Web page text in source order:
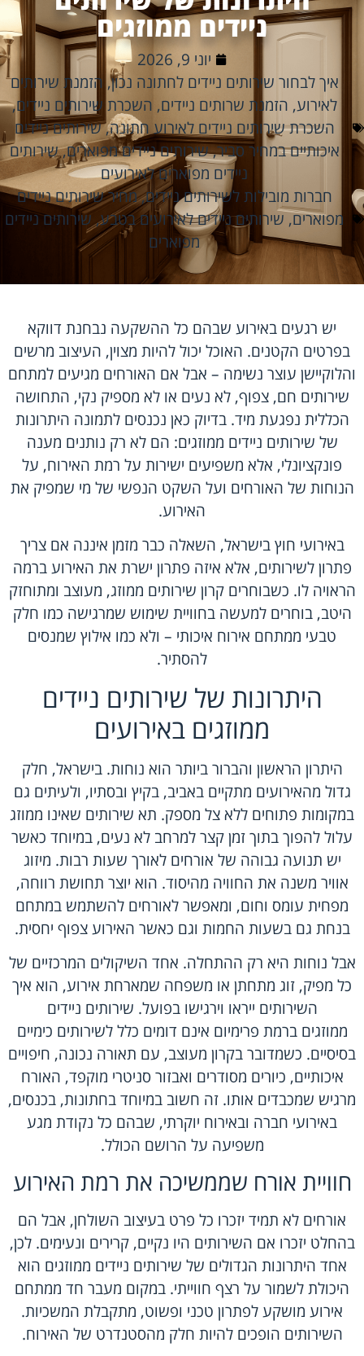
ניידים ממוזגים
יוני 9, 2026
איך לבחור שירותים ניידים לחתונה נכון, הזמנת שירותים
לאירוע, הזמנת שרותים ניידים, השכרת שירותים ניידים,
השכרת שירותים ניידים לאירוע חתונה,שירותים ניידים
איכותיים במחיר סביר,שירותים ניידים מפוארים,שירותים
ניידים מפוארים לאירועים
חברות מובילות לשירותים ניידים,מחיר שירותים ניידים
מפוארים,שירותים ניידים לאירועים בטבע,שירותים ניידים
מפוארים
יש רגעים באירוע שבהם כל ההשקעה נבחנת דווקא
בפרטים הקטנים. האוכל יכול להיות מצוין, העיצוב מרשים
והלוקיישן עוצר נשימה – אבל אם האורחים מגיעים למתחם
שירותים חם, צפוף, לא נעים או לא מספיק נקי, התחושה
הכללית נפגעת מיד. בדיוק כאן נכנסים לתמונה היתרונות
של שירותים ניידים ממוזגים: הם לא רק נותנים מענה
פונקציונלי, אלא משפיעים ישירות על רמת האירוח, על
הנוחות של האורחים ועל השקט הנפשי של מי שמפיק את
האירוע.
באירועי חוץ בישראל, השאלה כבר מזמן איננה אם צריך
פתרון לשירותים, אלא איזה פתרון ישרת את האירוע ברמה
הראויה לו. כשבוחרים קרון שירותים ממוזג, מעוצב ומתוחזק
היטב, בוחרים למעשה בחוויית שימוש שמרגישה כמו חלק
טבעי ממתחם אירוח איכותי – ולא כמו אילוץ שמנסים
להסתיר.
היתרונות של שירותים ניידים
ממוזגים באירועים
היתרון הראשון והברור ביותר הוא נוחות. בישראל, חלק
גדול מהאירועים מתקיים באביב, בקיץ ובסתיו, ולעיתים גם
במקומות פתוחים ללא צל מספק. תא שירותים שאינו ממוזג
עלול להפוך בתוך זמן קצר למרחב לא נעים, במיוחד כאשר
יש תנועה גבוהה של אורחים לאורך שעות רבות. מיזוג
אוויר משנה את החוויה מהיסוד. הוא יוצר תחושת רווחה,
מפחית עומס וחום, ומאפשר לאורחים להשתמש במתחם
בנחת גם בשעות החמות וגם כאשר האירוע צפוף יחסית.
אבל נוחות היא רק ההתחלה. אחד השיקולים המרכזיים של
כל מפיק, זוג מתחתן או משפחה שמארחת אירוע, הוא איך
השירותים ייראו וירגישו בפועל. שירותים ניידים
ממוזגים ברמת פרימיום אינם דומים כלל לשירותים כימיים
בסיסיים. כשמדובר בקרון מעוצב, עם תאורה נכונה, חיפויים
איכותיים, כיורים מסודרים ואבזור סניטרי מוקפד, האורח
מרגיש שמכבדים אותו. זה חשוב במיוחד בחתונות, בכנסים,
באירועי חברה ובאירוח יוקרתי, שבהם כל נקודת מגע
משפיעה על הרושם הכולל.
חוויית אורח שממשיכה את רמת האירוע
אורחים לא תמיד יזכרו כל פרט בעיצוב השולחן, אבל הם
בהחלט יזכרו אם השירותים היו נקיים, קרירים ונעימים. לכן,
אחד היתרונות הגדולים של שירותים ניידים ממוזגים הוא
היכולת לשמור על רצף חווייתי. במקום מעבר חד ממתחם
אירוע מושקע לפתרון טכני ופשוט, מתקבלת המשכיות.
השירותים הופכים להיות חלק מהסטנדרט של האירוח.